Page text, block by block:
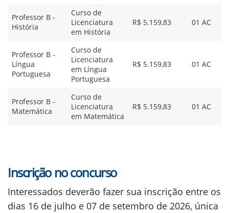
Professor B -
História
Curso de
Licenciatura
em História
R$ 5.159,83 01 AC
Professor B -
Língua
Portuguesa
Curso de
Licenciatura
em Língua
Portuguesa
R$ 5.159,83 01 AC
Professor B -
Matemática
Curso de
Licenciatura
em Matemática
R$ 5.159,83 01 AC
Inscrição no concurso
Interessados deverão fazer sua inscrição entre os
dias 16 de julho e 07 de setembro de 2026, única